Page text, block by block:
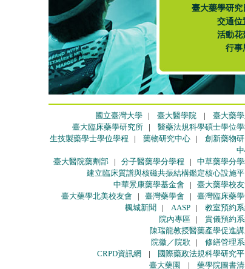
臺大藥學研究
交通位
活動花
行事
國立臺灣大學| 臺大醫學院| 臺大藥
臺大臨床藥學研究所| 醫藥法規科學碩士學位
生技製藥學士學位學程 | 藥物研究中心| 創新藥物
臺大醫院藥劑部| 分子醫藥學分學程 | 中草藥學分
建立臨床質譜與核磁共振結構鑑定核心設施
中華景康藥學基金會| 臺大藥學校
臺大藥學北美校友會| 臺灣藥學會| 臺灣臨床藥
楓城新聞 | AASP| 教室預約
院內專區| 貴儀預約
陳瑞龍教授醫藥產學促進
院徽／院歌 | 修繕管理
CRPD資訊網 |
國際藥政法規科學研究
臺大藥園 | 藥學院圖書